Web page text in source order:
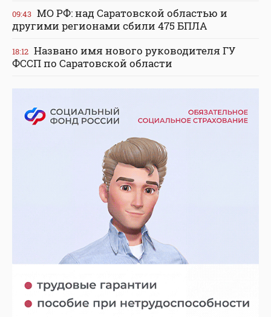
09:43 МО РФ: над Саратовской областью и
другими регионами сбили 475 БПЛА
18:12 Названо имя нового руководителя ГУ
ФССП по Саратовской области